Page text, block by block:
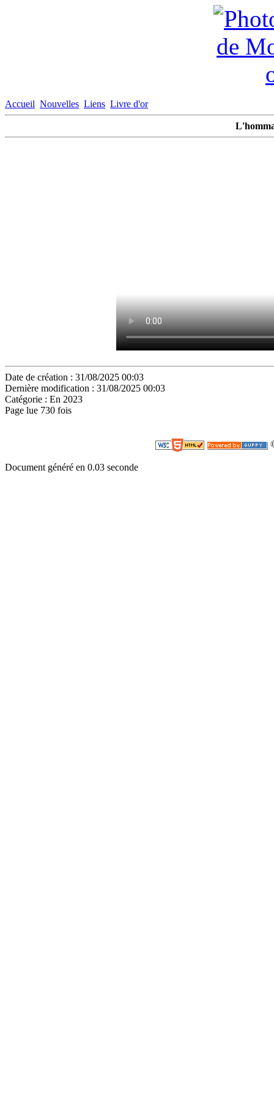
Accueil Nouvelles Liens Livre d'or
Date de création : 31/08/2025 00:03
Dernière modification : 31/08/2025 00:03
Catégorie : En 2023
Page lue 730 fois
Document généré en 0.03 seconde